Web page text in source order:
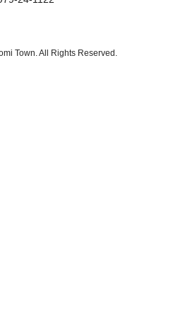
Town. All Rights Reserved.